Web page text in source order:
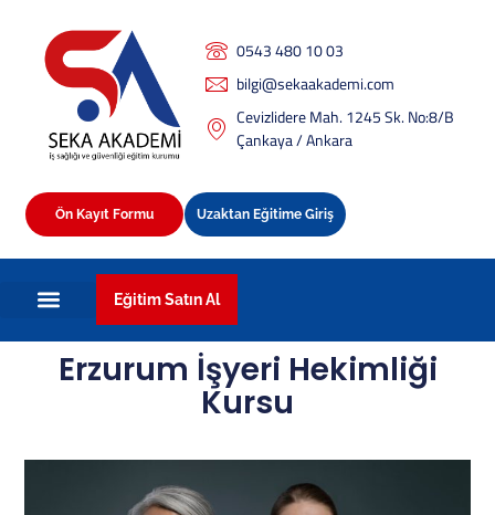
0543 480 10 03
bilgi@sekaakademi.com
Cevizlidere Mah. 1245 Sk. No:8/B
Çankaya / Ankara
Ön Kayıt Formu Uzaktan Eğitime Giriş
Eğitim Satın Al
Erzurum İşyeri Hekimliği
Kursu